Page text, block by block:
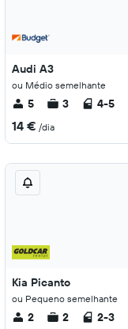
Audi A3
ou Médio semelhante
5 3 4-5
14 € /dia
Kia Picanto
ou Pequeno semelhante
2 2 2-3